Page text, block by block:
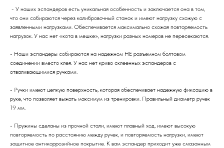
- У наших эспандеров есть уникальная особенность и заключается она в том,
что они собираются через калибровочный станок и имеют нагрузку схожую с
заявленными нагрузками. Обеспечивается максимально схожая повторяемость
нагрузок. У нас нет «кота в мешке», нагрузки разных номеров не пересекаются.
- Наши эспандеры собираются на надежном НЕ разъемном болтовом
соединении вместо клея. У нас нет криво склеенных эспандеров с
отваливающимися ручками.
- Ручки имеют цепкую поверхность, которая обеспечивает надежную фиксацию в
руке, что позволяет выжать максимум из тренировки. Правильный диаметр ручек
19 мм.
- Пружины сделаны из прочной стали, имеют плавный ход, имеют высокую
повторяемость по расстоянию между ручек, и повторяемость нагрузки, имеют
защитное антикоррозийное покрытие. К вам эспандер приходит уже смазанным